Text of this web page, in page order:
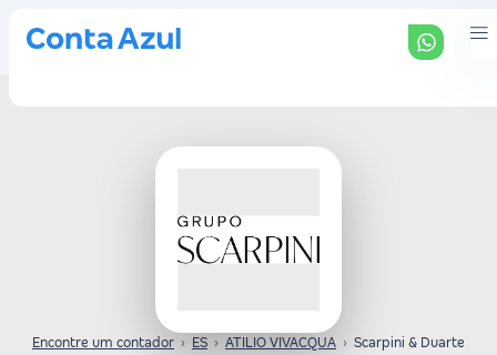
Encontre um contador › ES › ATILIO VIVACQUA › Scarpini & Duarte